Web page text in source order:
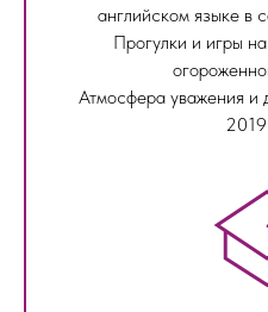
английском языке в
Прогулки и игры
Атмосфера уважения и
2019